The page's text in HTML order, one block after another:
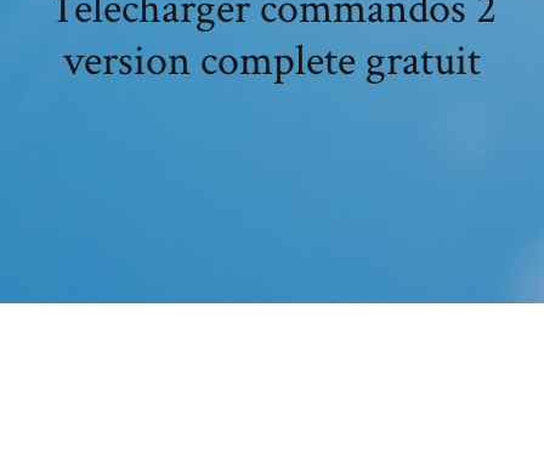
version complete gratuit